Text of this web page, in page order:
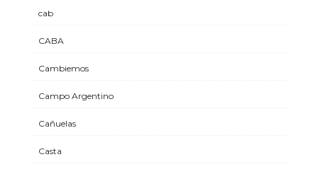
cab
CABA
Cambiemos
Campo Argentino
Cañuelas
Casta